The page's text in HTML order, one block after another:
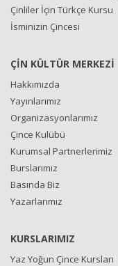
Çinliler İçin Türkçe Kursu
İsminizin Çincesi
ÇİN KÜLTÜR MERKEZİ
Hakkımızda
Yayınlarımız
Organizasyonlarımız
Çince Kulübü
Kurumsal Partnerlerimiz
Burslarımız
Basında Biz
Yazarlarımız
KURSLARIMIZ
Yaz Yoğun Çince Kursları